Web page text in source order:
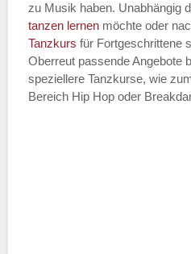
zu Musik haben. Unabhängig
tanzen lernen möchte oder
Tanzkurs für Fortgeschrittene
Oberreut passende Angebote
speziellere Tanzkurse, wie
Bereich Hip Hop oder